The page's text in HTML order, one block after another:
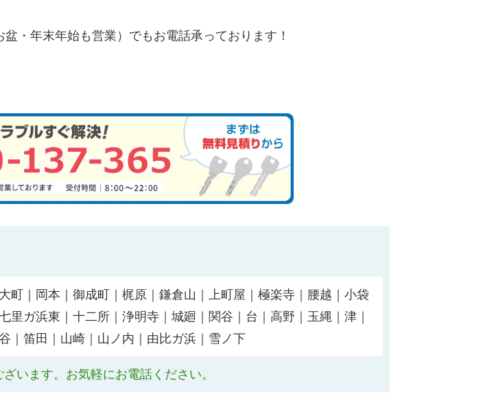
・年末年始も営業）でもお電話承っております！
町｜岡本｜御成町｜梶原｜鎌倉山｜上町屋｜極楽寺｜腰越｜小袋
ガ浜東｜十二所｜浄明寺｜城廻｜関谷｜台｜高野｜玉縄｜津｜
｜笛田｜山崎｜山ノ内｜由比ガ浜｜雪ノ下
います。お気軽にお電話ください。